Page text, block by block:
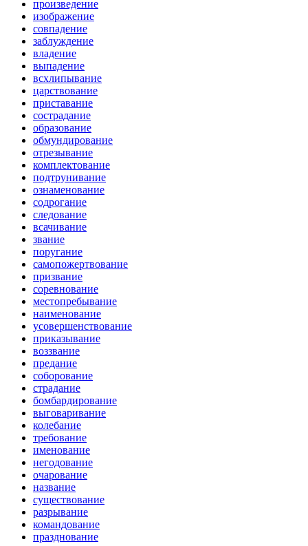
произведение
изображение
совпадение
заблуждение
владение
выпадение
всхлипывание
царствование
приставание
сострадание
образование
обмундирование
отрезывание
комплектование
подтрунивание
ознаменование
содрогание
следование
всачивание
звание
поругание
самопожертвование
призвание
соревнование
местопребывание
наименование
усовершенствование
приказывание
воззвание
предание
соборование
страдание
бомбардирование
выговаривание
колебание
требование
именование
негодование
очарование
название
существование
разрывание
командование
празднование